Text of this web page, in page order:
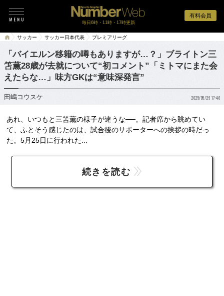
有料会員
毎日6時・11時・17時更新
サッカー サッカー日本代表 プレミアリーグ
「バイエルン移籍の噂もありますが…？」ブライトン三
笘薫28歳が去就について“初コメント”「ミトマにまた会
えたらな…」味方GKは“意味深発言”
田嶋コウスケ 2025/05/29 17:40
あれ、いつもと三笘薫の様子が違うな──。記者席から眺めてい
て、ふとそう感じたのは、試合後のサポーターへの挨拶の時だっ
た。5月25日に行われた...
続きを読む